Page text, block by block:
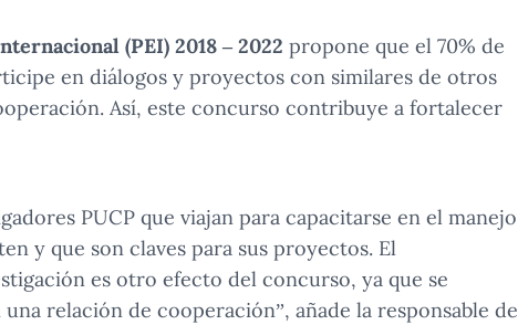
(PEI) 2018 – 2022 propone que el 70% de
en diálogos y proyectos con similares de otros
Así, este concurso contribuye a fortalecer
PUCP que viajan para capacitarse en el manejo
y que son claves para sus proyectos. El
es otro efecto del concurso, ya que se
relación de cooperación”, añade la responsable de